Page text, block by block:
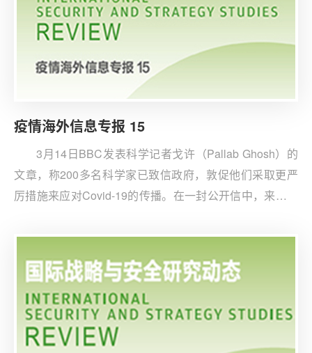
疫情海外信息专报 15
3月14日BBC发表科学记者戈许（Pallab Ghosh）的
文章，称200多名科学家已致信政府，敦促他们采取更严
厉措施来应对Covid-19的传播。在一封公开信中，来自英
国民健康保险制度带来额外的压力，并“使人们的生命承担
过多的风险”。